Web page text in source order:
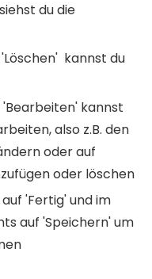
du die
kannst du
kannst
also z.B. den
oder auf
oder löschen
'Fertig' und im
auf 'Speichern' um